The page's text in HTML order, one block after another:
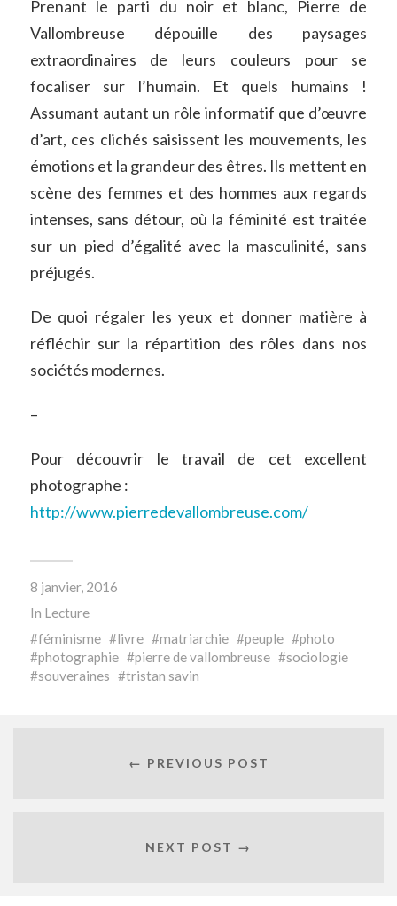
Prenant le parti du noir et blanc, Pierre de
Vallombreuse dépouille des paysages
extraordinaires de leurs couleurs pour se
focaliser sur l’humain. Et quels humains !
Assumant autant un rôle informatif que d’œuvre
d’art, ces clichés saisissent les mouvements, les
émotions et la grandeur des êtres. Ils mettent en
scène des femmes et des hommes aux regards
intenses, sans détour, où la féminité est traitée
sur un pied d’égalité avec la masculinité, sans
préjugés.
De quoi régaler les yeux et donner matière à
réfléchir sur la répartition des rôles dans nos
sociétés modernes.
–
Pour découvrir le travail de cet excellent
photographe :
http://www.pierredevallombreuse.com/
8 janvier, 2016
In Lecture
féminisme
livre matriarchie peuple
photo
photographie
pierre de vallombreuse
sociologie
souveraines
tristan savin
← PREVIOUS POST
NEXT POST →